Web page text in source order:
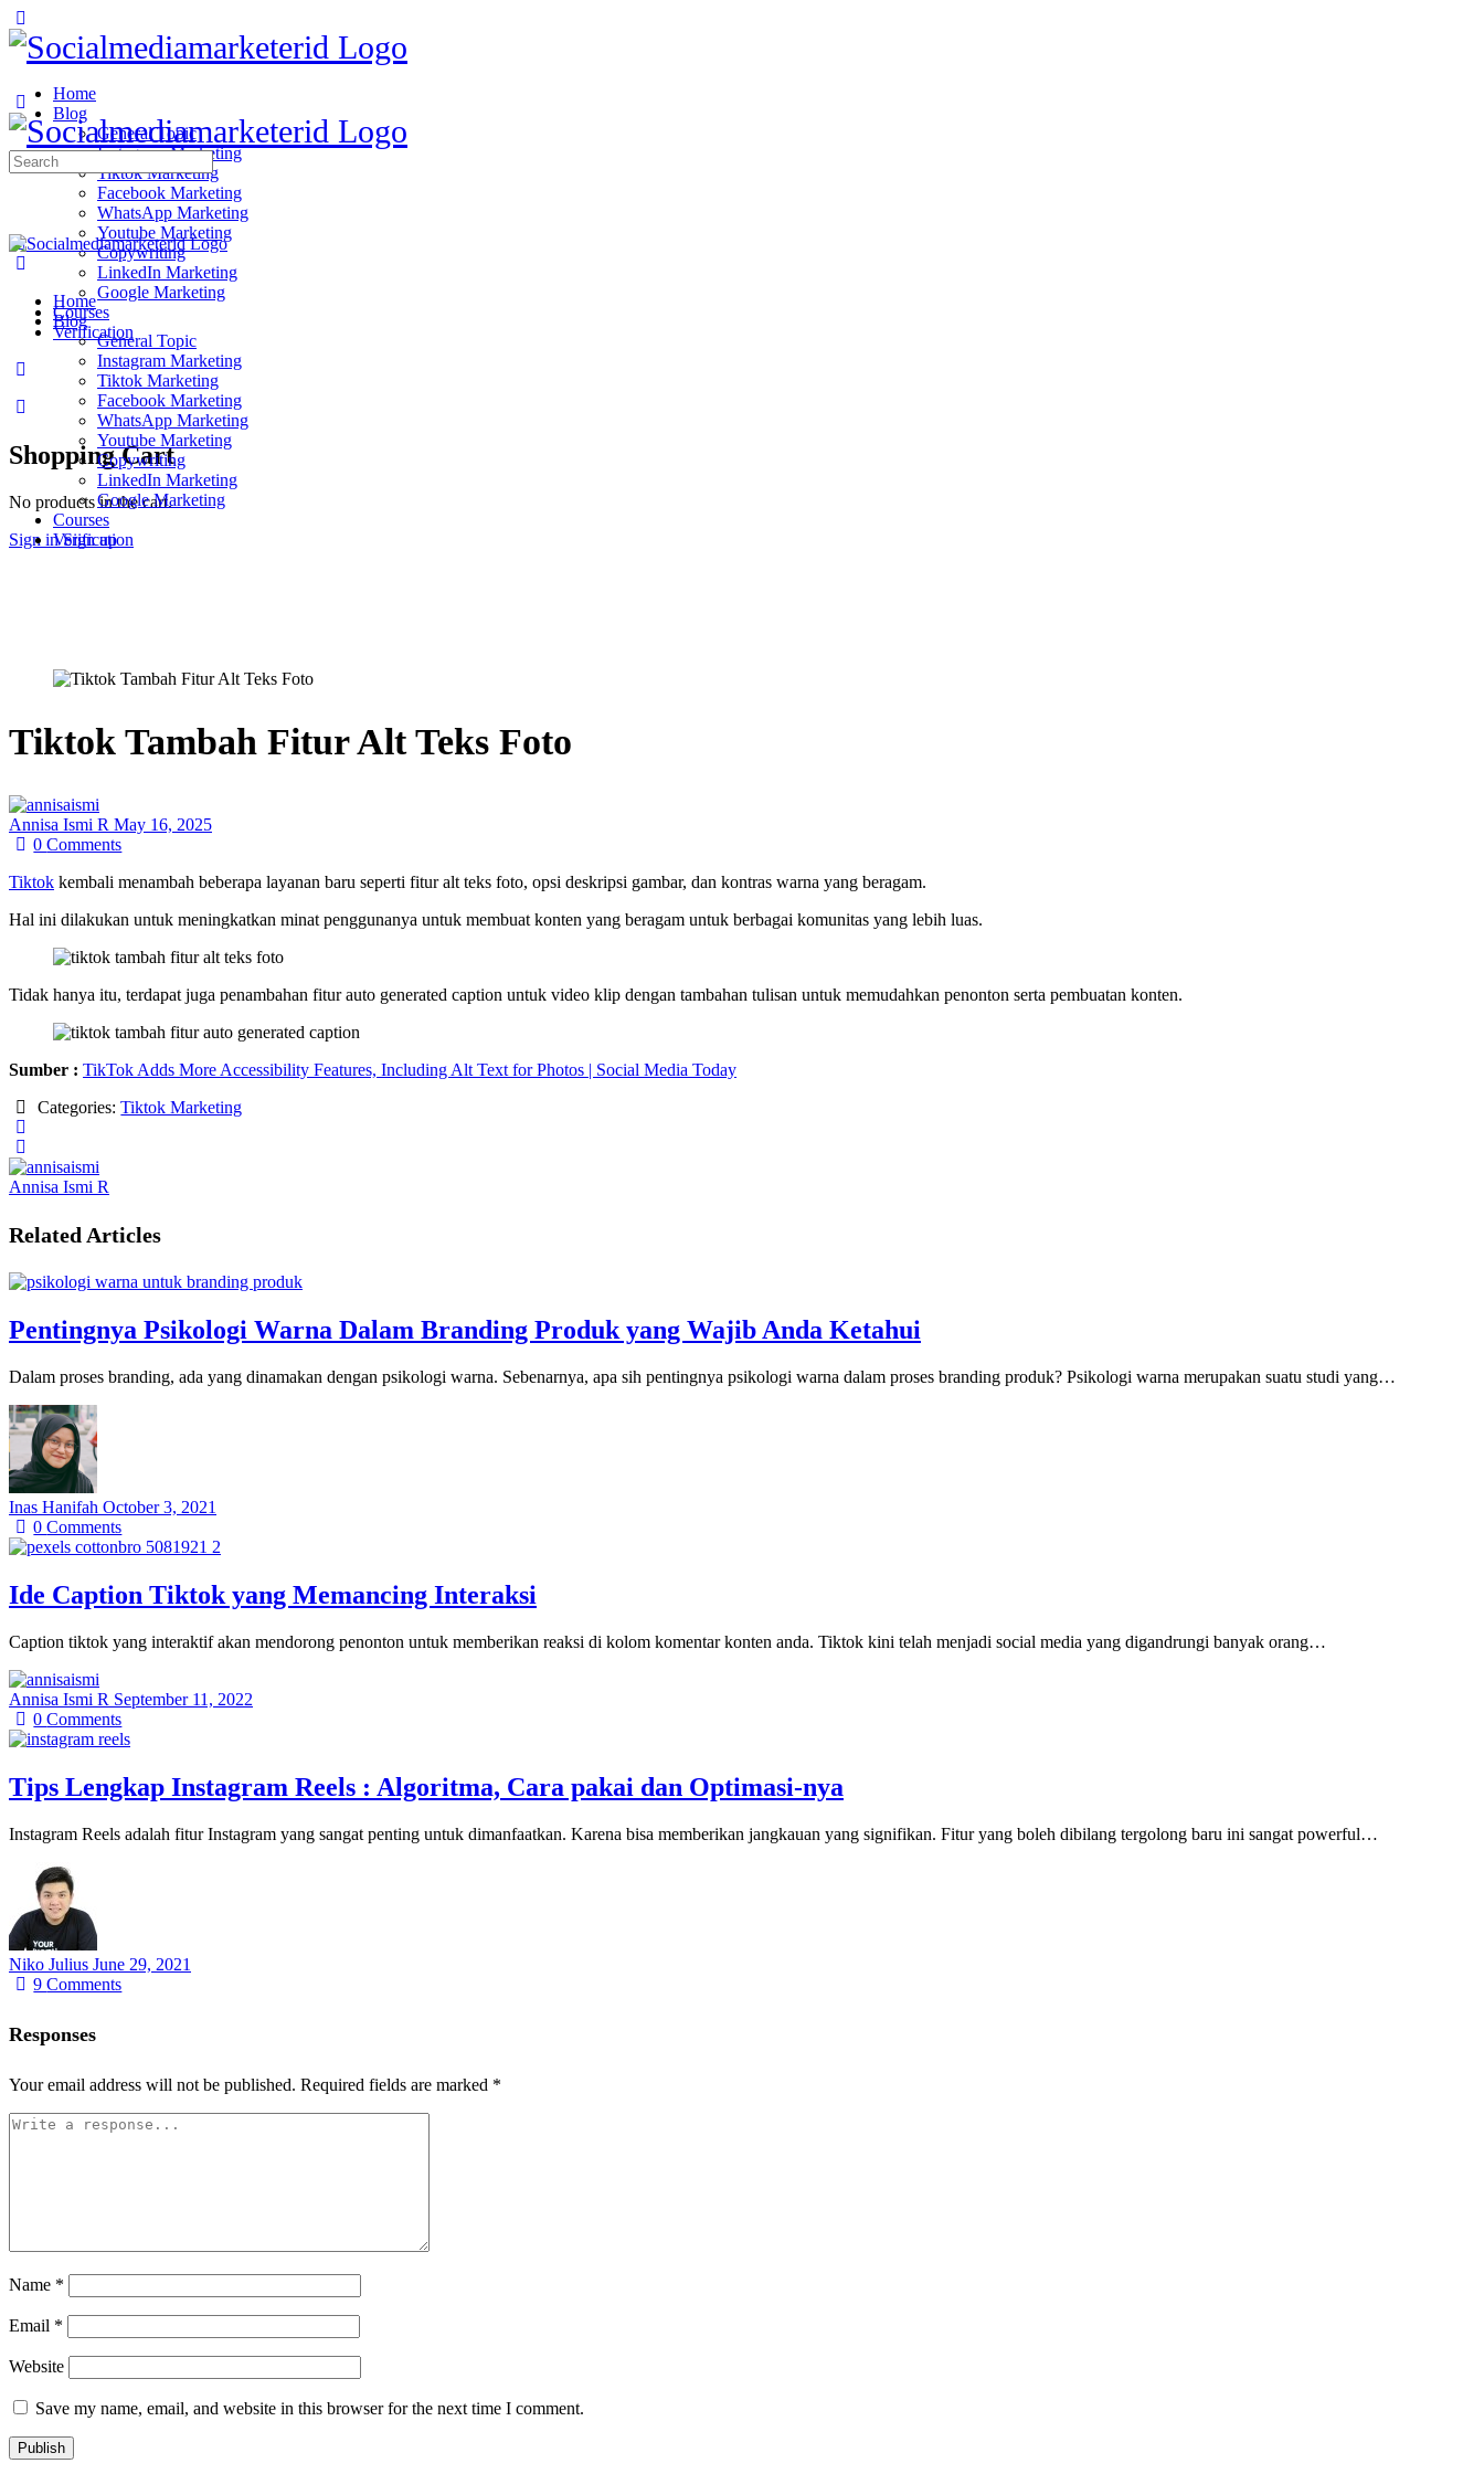
Home
Blog
General Topic
Instagram Marketing
Tiktok Marketing
Facebook Marketing
WhatsApp Marketing
Youtube Marketing
Copywriting
LinkedIn Marketing
Google Marketing
Courses
Verification
Shopping Cart
No products in the cart.
Sign in Sign up
Search
for:
Home
Blog
General Topic
Instagram Marketing
Tiktok Marketing
Facebook Marketing
WhatsApp Marketing
Youtube Marketing
Copywriting
LinkedIn Marketing
Google Marketing
Courses
Verification
Tiktok Tambah Fitur Alt Teks Foto
Annisa Ismi R May 16, 2025
0Comments
Tiktok kembali menambah beberapa layanan baru seperti fitur alt teks foto, opsi deskripsi gambar, dan kontras warna yang beragam.
Hal ini dilakukan untuk meningkatkan minat penggunanya untuk membuat konten yang beragam untuk berbagai komunitas yang lebih luas.
Tidak hanya itu, terdapat juga penambahan fitur auto generated caption untuk video klip dengan tambahan tulisan untuk memudahkan penonton serta pembuatan konten.
Sumber : TikTok Adds More Accessibility Features, Including Alt Text for Photos | Social Media Today
Categories:Tiktok Marketing
Annisa Ismi R
Related Articles
Pentingnya Psikologi Warna Dalam Branding Produk yang Wajib Anda Ketahui
Dalam proses branding, ada yang dinamakan dengan psikologi warna. Sebenarnya, apa sih pentingnya psikologi warna dalam proses branding produk? Psikologi warna merupakan suatu studi yang…
Inas Hanifah October 3, 2021
0Comments
Ide Caption Tiktok yang Memancing Interaksi
Caption tiktok yang interaktif akan mendorong penonton untuk memberikan reaksi di kolom komentar konten anda. Tiktok kini telah menjadi social media yang digandrungi banyak orang…
Annisa Ismi R September 11, 2022
0Comments
Tips Lengkap Instagram Reels : Algoritma, Cara pakai dan Optimasi-nya
Instagram Reels adalah fitur Instagram yang sangat penting untuk dimanfaatkan. Karena bisa memberikan jangkauan yang signifikan. Fitur yang boleh dibilang tergolong baru ini sangat powerful…
Niko Julius June 29, 2021
9Comments
Responses
Your email address will not be published. Required fields are marked *
Name *
Email *
Website
Save my name, email, and website in this browser for the next time I comment.